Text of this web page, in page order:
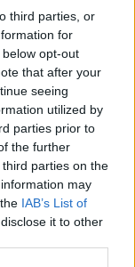
third parties, or
for
opt-out
that after your
seeing
utilized by
parties prior to
the further
parties on the
may
IAB’s List of
it to other
anni, soprattutto
lui voleva
che Politano
il difensore
poi pensa di non
a fare cose
arrivano i
uno lo
sì, perché
nelle sue squadre.
lì a Torino.
del mondo. In
uno dei migliori